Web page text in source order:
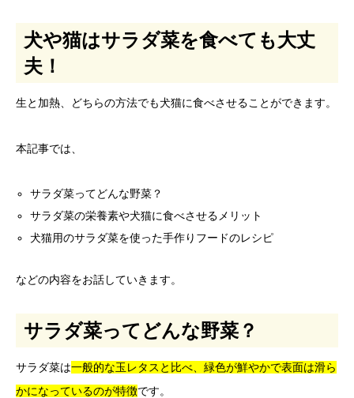
犬や猫はサラダ菜を食べても大丈
夫！
生と加熱、どちらの方法でも犬猫に食べさせることができます。
本記事では、
サラダ菜ってどんな野菜？
サラダ菜の栄養素や犬猫に食べさせるメリット
犬猫用のサラダ菜を使った手作りフードのレシピ
などの内容をお話していきます。
サラダ菜ってどんな野菜？
サラダ菜は一般的な玉レタスと比べ、緑色が鮮やかで表面は滑ら
かになっているのが特徴です。